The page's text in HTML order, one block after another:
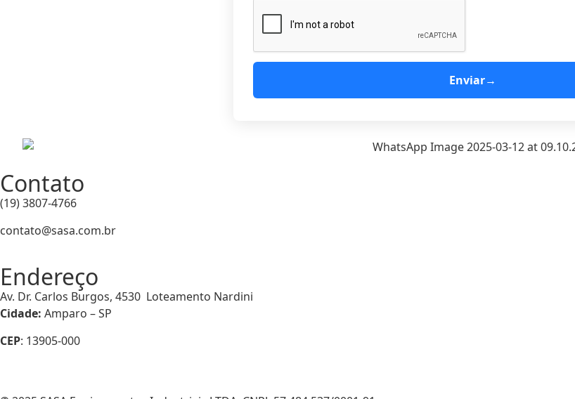
Enviar→
Contato
(19) 3807-4766
contato@sasa.com.br
Endereço
Av. Dr. Carlos Burgos, 4530 Loteamento Nardini
Cidade: Amparo – SP
CEP: 13905-000